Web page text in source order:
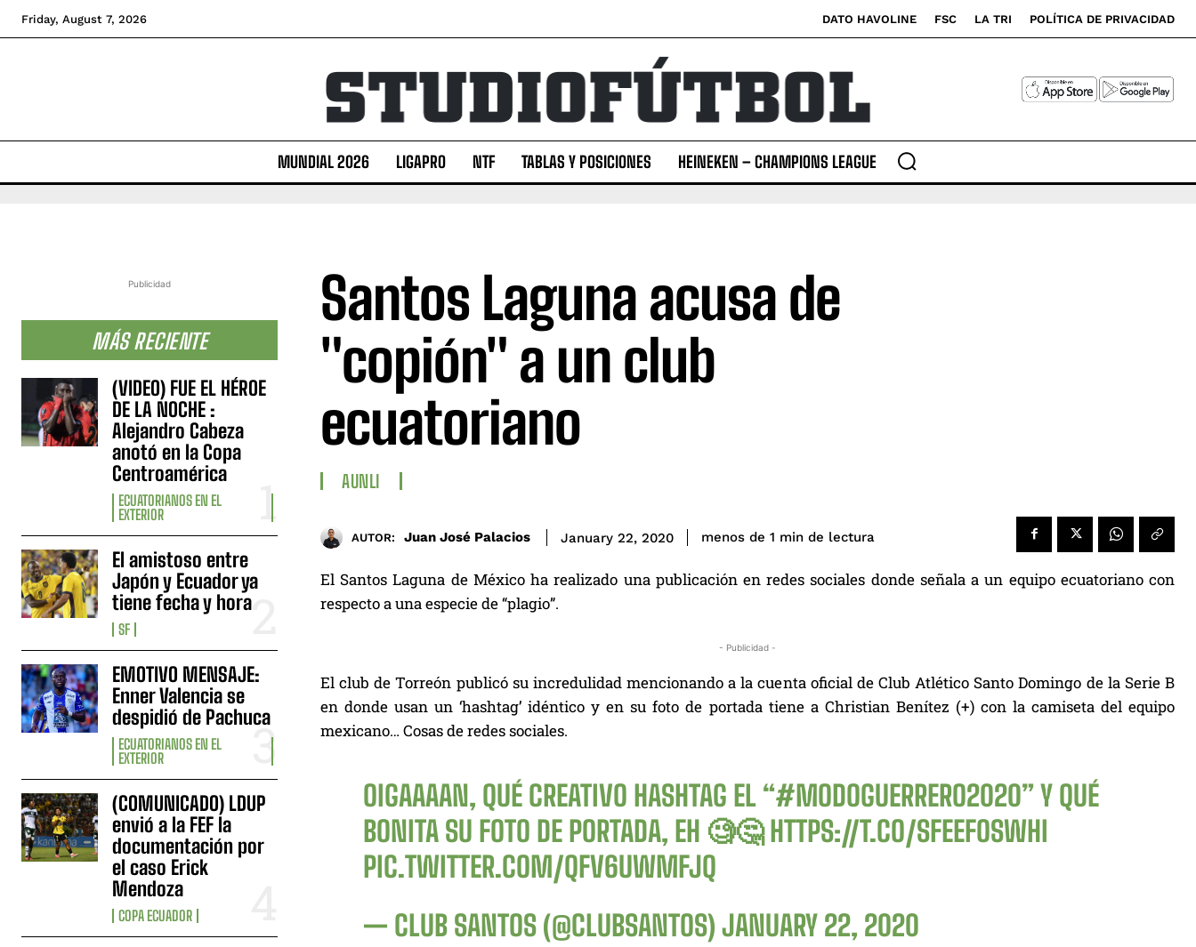
Friday, August 7, 2026 DATO HAVOLINE FSC LA TRI POLÍTICA DE PRIVACIDAD
MUNDIAL 2026 LIGAPRO NTF TABLAS Y POSICIONES HEINEKEN – CHAMPIONS LEAGUE
Publicidad
MÁS RECIENTE
(VIDEO) FUE EL HÉROE
DE LA NOCHE :
Alejandro Cabeza
anotó en la Copa
Centroamérica
ECUATORIANOS EN EL
EXTERIOR
El amistoso entre
Japón y Ecuador ya
tiene fecha y hora
SF
EMOTIVO MENSAJE:
Enner Valencia se
despidió de Pachuca
ECUATORIANOS EN EL
EXTERIOR
(COMUNICADO) LDUP
envió a la FEF la
documentación por
el caso Erick
Mendoza
COPA ECUADOR
Santos Laguna acusa de
"copión" a un club
ecuatoriano
AUNLI
AUTOR: Juan José Palacios January 22, 2020 menos de 1 min de lectura
El Santos Laguna de México ha realizado una publicación en redes sociales donde señala a un equipo ecuatoriano con
respecto a una especie de “plagio”.
- Publicidad -
El club de Torreón publicó su incredulidad mencionando a la cuenta oficial de Club Atlético Santo Domingo de la Serie B
en donde usan un ‘hashtag’ idéntico y en su foto de portada tiene a Christian Benítez (+) con la camiseta del equipo
mexicano… Cosas de redes sociales.
OIGAAAAN, QUÉ CREATIVO HASHTAG EL “#MODOGUERRERO2020” Y QUÉ
BONITA SU FOTO DE PORTADA, EH 🧐🤔HTTPS://T.CO/SFEEFOSWHI
PIC.TWITTER.COM/QFV6UWMFJQ
— CLUB SANTOS (@CLUBSANTOS) JANUARY 22, 2020